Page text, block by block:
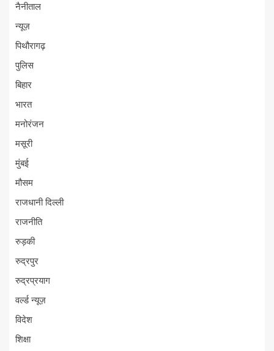
नैनीताल
न्यूज़
पिथौरागढ़
पुलिस
बिहार
भारत
मनोरंजन
मसूरी
मुंबई
मौसम
राजधानी दिल्ली
राजनीति
रुड़की
रुद्रपुर
रुद्रप्रयाग
वर्ल्ड न्यूज़
विदेश
शिक्षा